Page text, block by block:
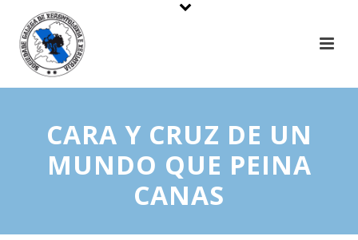
CARA Y CRUZ DE UN
MUNDO QUE PEINA
CANAS